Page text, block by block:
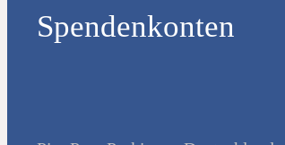
Spendenkonten